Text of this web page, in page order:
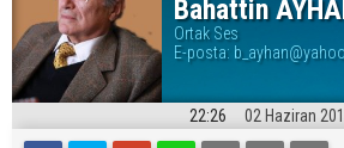
Bahattin
Ortak Ses
E-posta:
22:26 02 Haziran